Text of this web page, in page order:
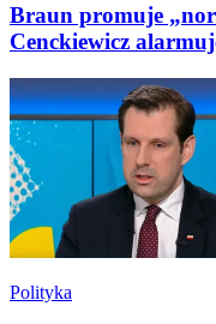
Braun promuje
Cenckiewicz
Polityka